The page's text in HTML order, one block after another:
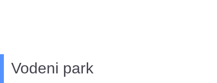
Vodeni park